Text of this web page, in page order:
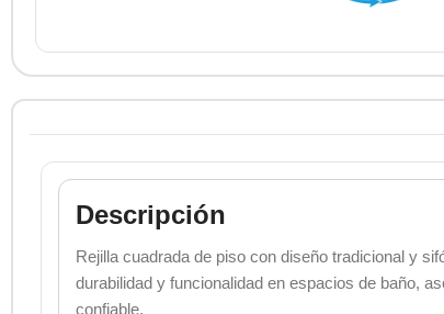
Descripción
Rejilla cuadrada de piso con diseño tradicional y
durabilidad y funcionalidad en espacios de baño,
confiable.